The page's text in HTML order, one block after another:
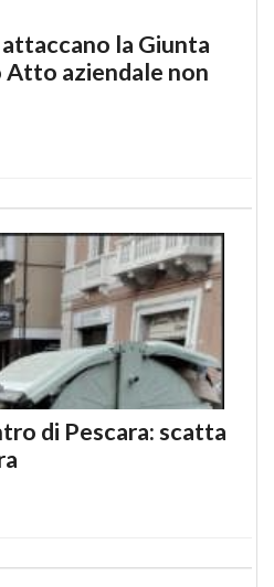
la Giunta
aziendale non
di Pescara: scatta